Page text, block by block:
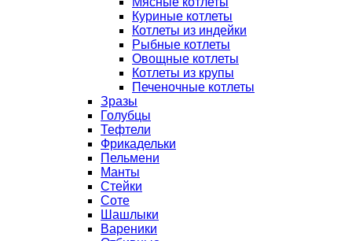
Куриные котлеты
Котлеты из индейки
Рыбные котлеты
Овощные котлеты
Котлеты из крупы
Печеночные котлеты
Зразы
Голубцы
Тефтели
Фрикадельки
Пельмени
Манты
Стейки
Соте
Шашлыки
Вареники